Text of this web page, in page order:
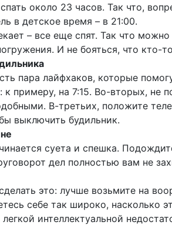
около 23 часов. Так что,
в детское время – в 21:00.
– все еще спят. Так что
И не бояться, что кто-
пара лайфхаков, которые
к примеру, на 7:15. Во-вторых, не
В-третьих, положите
выключить будильник.
суета и спешка.
дел полностью вам не
это: лучше возьмите на
себе так широко, насколько
интеллектуальной